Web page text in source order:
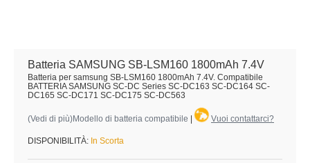
Batteria SAMSUNG SB-LSM160 1800mAh 7.4V
Batteria per samsung SB-LSM160 1800mAh 7.4V. Compatibile
BATTERIA SAMSUNG SC-DC Series SC-DC163 SC-DC164 SC-
DC165 SC-DC171 SC-DC175 SC-DC563
(Vedi di più)Modello di batteria compatibile Vuoi contattarci?
DISPONIBILITÀ: In Scorta